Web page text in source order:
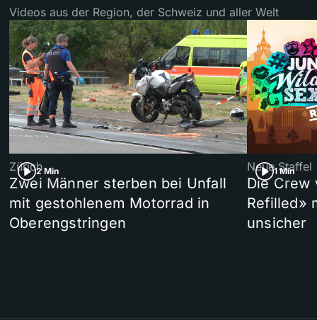
Videos aus der Region, der Schweiz und aller Welt
2 Min
Zürich
Zwei Männer sterben bei Unfall
mit gestohlenem Motorrad in
Oberengstringen
1 Min
Neue Staffel
Die Crew
Refilled»
unsicher